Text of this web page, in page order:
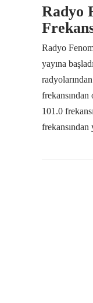
Radyo
Radyo
yayına
frekansından
101.0
frekansından